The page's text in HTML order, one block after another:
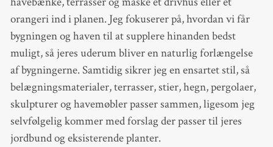
orangeri ind i planen. Jeg fokuserer på, hvordan vi får
bygningen og haven til at supplere hinanden bedst
muligt, så jeres uderum bliver en naturlig forlængelse
af bygningerne. Samtidig sikrer jeg en ensartet stil, så
belægningsmaterialer, terrasser, stier, hegn, pergolaer,
skulpturer og havemøbler passer sammen, ligesom jeg
selvfølgelig kommer med forslag der passer til jeres
jordbund og eksisterende planter.